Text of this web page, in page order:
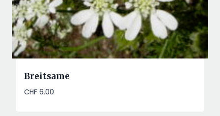
Breitsame
CHF6.00